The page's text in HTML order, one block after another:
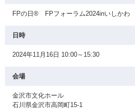
FPの日® FPフォーラム2024inいしかわ
日時
2024年11月16日 10:00～15:30
会場
金沢市文化ホール
石川県金沢市高岡町15-1